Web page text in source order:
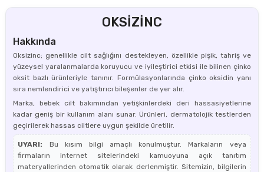
OKSİZİNC
Hakkında
Oksizinc; genellikle cilt sağlığını destekleyen, özellikle pişik, tahriş ve
yüzeysel yaralanmalarda koruyucu ve iyileştirici etkisi ile bilinen çinko
oksit bazlı ürünleriyle tanınır. Formülasyonlarında çinko oksidin yanı
sıra nemlendirici ve yatıştırıcı bileşenler de yer alır.
Marka, bebek cilt bakımından yetişkinlerdeki deri hassasiyetlerine
kadar geniş bir kullanım alanı sunar. Ürünleri, dermatolojik testlerden
geçirilerek hassas ciltlere uygun şekilde üretilir.
UYARI:
Bu kısım bilgi amaçlı konulmuştur. Markaların veya
firmaların internet sitelerindeki kamuoyuna açık tanıtım
materyallerinden otomatik olarak derlenmiştir. Sitemizin, bilgilerin